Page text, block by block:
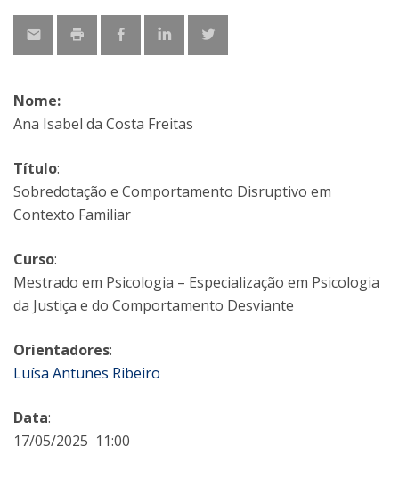
Nome:
Ana Isabel da Costa Freitas
Título:
Sobredotação e Comportamento Disruptivo em
Contexto Familiar
Curso:
Mestrado em Psicologia – Especialização em Psicologia
da Justiça e do Comportamento Desviante
Orientadores:
Luísa Antunes Ribeiro
Data:
17/05/2025 11:00